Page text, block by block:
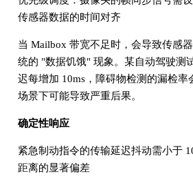
传感器数据的时间对齐
当 Mailbox 带宽不足时，会导致传感
统的 "数据饥饿" 现象。某自动驾驶测
迟每增加 10ms，障碍物检测的漏检率
场景下可能导致严重后果。
确定性响应
紧急制动指令的传输延迟抖动需小于
距离的显著偏差